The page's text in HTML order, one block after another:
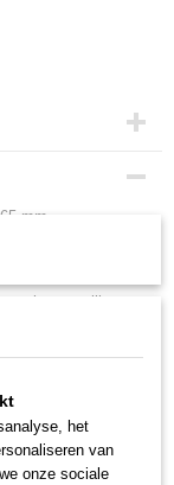
mm
Knipt
snijkanten.
het
van
onze sociale